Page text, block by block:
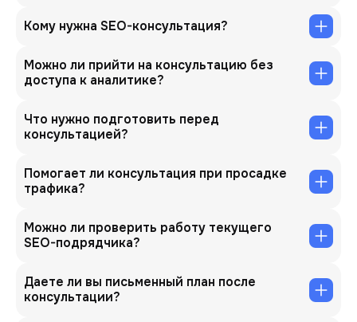
Кому нужна SEO-консультация?
Можно ли прийти на консультацию без
доступа к аналитике?
Что нужно подготовить перед
консультацией?
Помогает ли консультация при просадке
трафика?
Можно ли проверить работу текущего
SEO-подрядчика?
Даете ли вы письменный план после
консультации?